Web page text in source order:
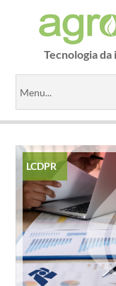
Tecnologia
LCDPR